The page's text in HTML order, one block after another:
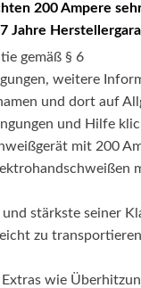
200 Ampere
Jahre
gemäß § 6
weitere
und dort auf
und Hilfe
mit 200
stärkste seiner
zu
wie